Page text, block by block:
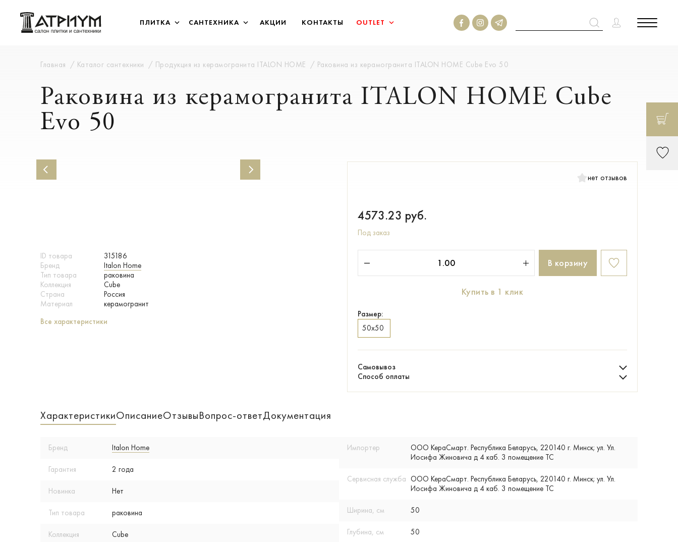
ПЛИТКА САНТЕХНИКА АКЦИИ КОНТАКТЫ OUTLET
Главная Каталог сантехники Продукция из керамогранита ITALON HOME Раковина из керамогранита ITALON HOME Cube Evo 50
Раковина из керамогранита ITALON HOME Cube
Evo 50
ID товара
315186
Бренд
Italon Home
Тип товара
раковина
Коллекция
Cube
Страна
Россия
Материал
керамогранит
Все характеристики
нет отзывов
4573.23 руб.
Под заказ
В корзину
Купить в 1 клик
Размер:
50х50
Самовывоз
Способ оплаты
ХарактеристикиОписаниеОтзывыВопрос-ответДокументация
Бренд Italon Home
Гарантия 2 года
Новинка Нет
Тип товара раковина
Коллекция Cube
Импортер
ООО КераСмарт. Республика Беларусь, 220140 г. Минск; ул. Ул.
Иосифа Жиновича д 4 каб. 3 помещение ТС
Сервисная служба ООО КераСмарт. Республика Беларусь, 220140 г. Минск; ул. Ул.
Иосифа Жиновича д 4 каб. 3 помещение ТС
Ширина, см 50
Глубина, см 50